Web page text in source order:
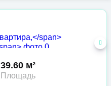
39.60 м²
Площадь